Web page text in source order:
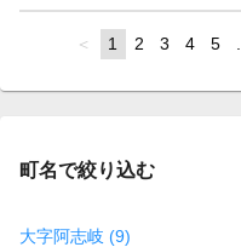
page
You're
page
1 page
2 page
3 page
4 page
5
町名で絞り込む
大字阿志岐 (9)